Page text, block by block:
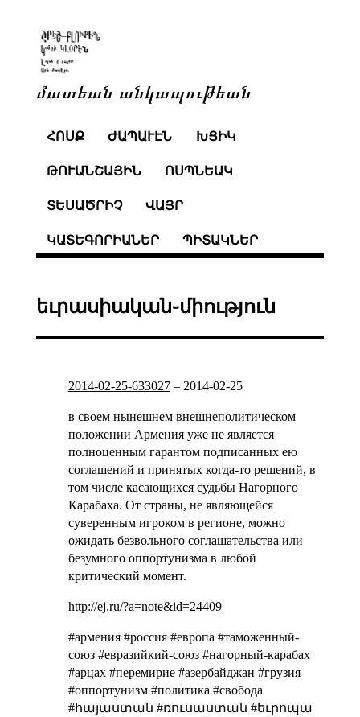
մատեան անկապութեան
ՀՈՍՔ ԺԱՊԱՒԷՆ ԽՑԻԿ
ԹՈՒԱՆՇԱՅԻՆ ՈՍՊՆԵԱԿ
ՏԵՍԱԾՐԻՉ ՎԱՅՐ
ԿԱՏԵԳՈՐԻԱՆԵՐ ՊԻՏԱԿՆԵՐ
եւրասիական֊միություն
2014-02-25-633027– 2014-02-25
в своем нынешнем внешнеполитическом
положении Армения уже не является
полноценным гарантом подписанных ею
соглашений и принятых когда-то решений, в
том числе касающихся судьбы Нагорного
Карабаха. От страны, не являющейся
суверенным игроком в регионе, можно
ожидать безвольного соглашательства или
безумного оппортунизма в любой
критический момент.
http://ej.ru/?a=note&id=24409
#армения #россия #европа #таможенный-
союз #евразийкий-союз #нагорный-карабах
#арцах #перемирие #азербайджан #грузия
#оппортунизм #политика #свобода
#հայաստան #ռուսաստան #եւրոպա